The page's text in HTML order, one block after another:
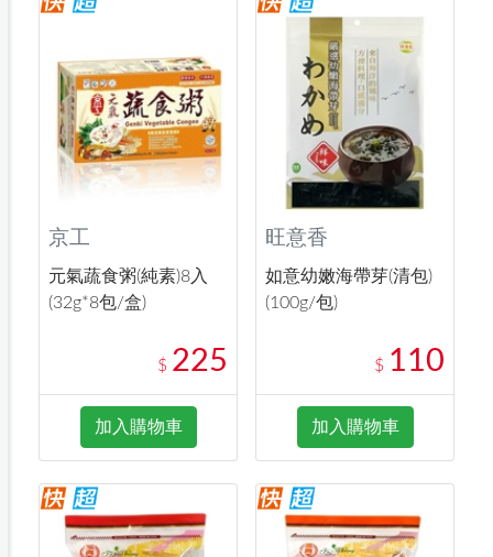
京工
元氣蔬食粥(純素)8入
(32g*8包/盒)
$ 225
加入購物車
旺意香
如意幼嫩海帶芽(清包)
(100g/包)
$ 110
加入購物車